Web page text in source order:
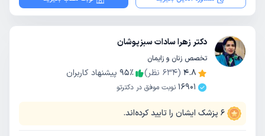
دکتر زهرا سادات سبزپوشان
تخصص زنان و زایمان
4.8
(
634 نظر) 95٪
پیشنهاد کاربران
16901 نوبت موفق در دکترتو
6 پزشک ایشان را تایید کرده‌اند.